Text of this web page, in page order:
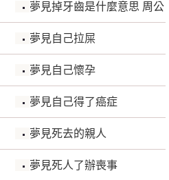
夢見掉牙齒是什麼意思 周公
解夢夢見自己拉屎
夢見自己懷孕
夢見自己得了癌症
夢見死去的親人
夢見死人了辦喪事